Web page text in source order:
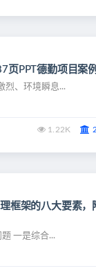
页PPT德勤项目案例
烈、环境瞬息...
1.22K
框架的八大要素，
一是综合...